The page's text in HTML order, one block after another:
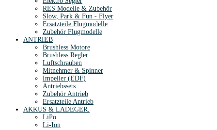
RES Modelle & Zubehör
Slow, Park & Fun - Flyer
Ersatzteile Flugmodelle
Zubehör Flugmodelle
ANTRIEB
Brushless Motore
Brushless Regler
Luftschrauben
Mitnehmer & Spinner
Impeller (EDF)
Antriebssets
Zubehör Antrieb
Ersatzteile Antrieb
AKKUS & LADEGER.
LiPo
Li-Ion